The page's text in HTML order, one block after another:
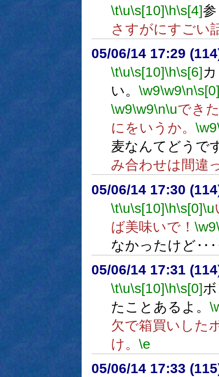
\t\u\s[10]\h\s[4]
さすがにすごい
05/06/14 17:29
\t\u\s[10]\h\s[6]
い。 \w9\w9\n
\w9\w9\n\uでき
にをいうか。 \w9
麦なんてどうで
み合わせは間違
05/06/14 17:30
\t\u\s[10]\h\s[0]\u
ば美味いで！ \w9
なかったけど
05/06/14 17:31
\t\u\s[10]\h\s[0]
たことあるよ。
欠で箱買いした
け。 \e
05/06/14 17:33